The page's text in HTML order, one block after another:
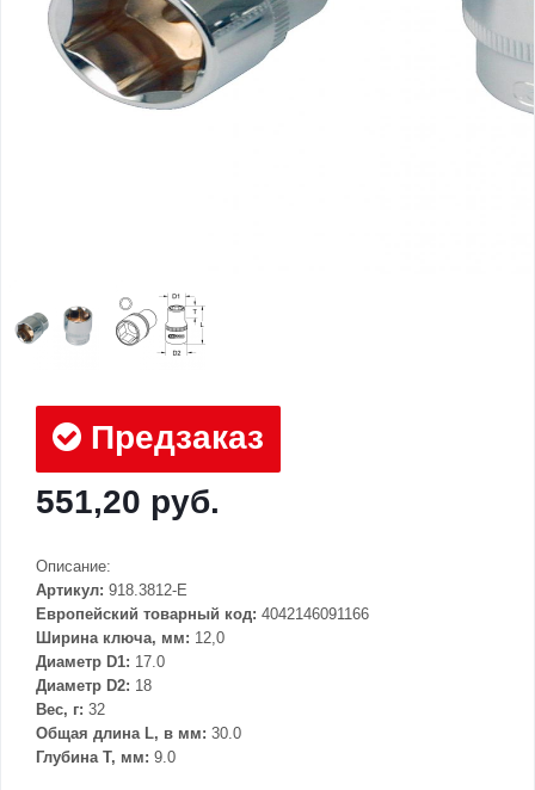
Предзаказ
551,20 руб.
Описание:
Артикул: 918.3812-E
Европейский товарный код: 4042146091166
Ширина ключа, мм: 12,0
Диаметр D1: 17.0
Диаметр D2: 18
Вес, г: 32
Общая длина L, в мм: 30.0
Глубина Т, мм: 9.0